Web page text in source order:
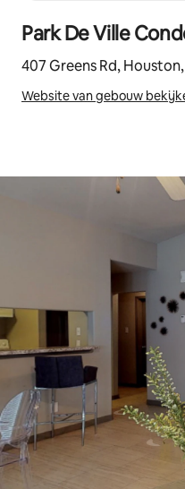
Park De Ville
407 Greens Rd,
Website van gebouw